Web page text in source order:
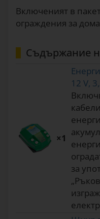
Включеният в
ограждения за
Съдържание
×1
12 V,
за